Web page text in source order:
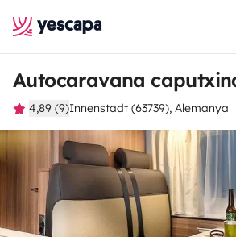
Autocaravana
4,89 (9)Innenstadt (63739), Alemanya